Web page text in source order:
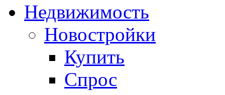
Недвижимость
Новостройки
Купить
Спрос